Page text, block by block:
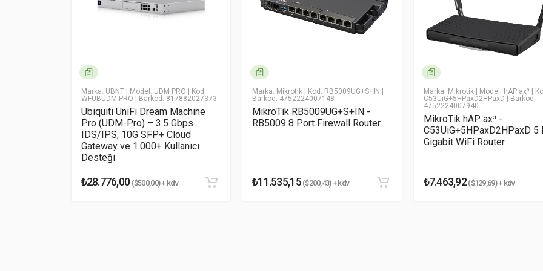
* Email Adresiniz
* Yorumunuz
Yorumu Gönder
Marka: UBNT | Model: UDM PRO | Kod:
WFUBUDM-PRO | Barkod: 817882027373
Ubiquiti UniFi Dream Machine
Pro (UDM-Pro) – 3.5 Gbps
IDS/IPS, 10G SFP+ Cloud
Gateway ve 1.000+ Kullanıcı
Desteği
₺28.776,00($500,00) + kdv
Marka: Mikrotik | Kod: RB5009UG+S+IN |
Barkod: 4752224007148
MikroTik RB5009UG+S+IN -
RB5009 8 Port Firewall Router
₺11.535,15($200,43) + kdv
Marka: Mikrotik | Model: hAP ax³ |
C53UiG+5HPaxD2HPaxD | Barkod:
4752224007940
MikroTik hAP ax³ -
C53UiG+5HPaxD2HPaxD 5
Gigabit WiFi Router
₺7.463,92($129,69) + kdv